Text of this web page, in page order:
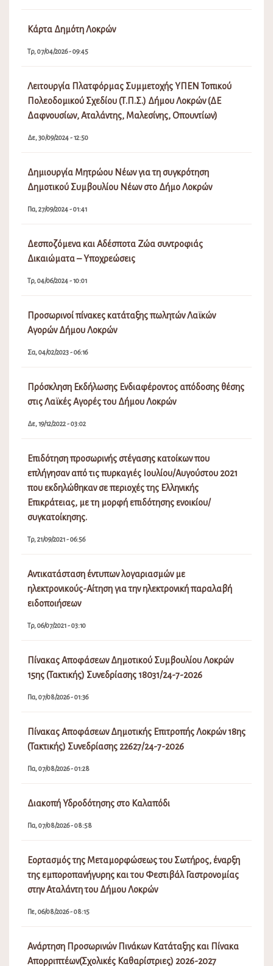
Κάρτα Δημότη Λοκρών
Τρ, 07/04/2026 - 09:45
Λειτουργία Πλατφόρμας Συμμετοχής ΥΠΕΝ Τοπικού
Πολεοδομικού Σχεδίου (Τ.Π.Σ.) Δήμου Λοκρών (ΔΕ
Δαφνουσίων, Αταλάντης, Μαλεσίνης, Οπουντίων)
Δε, 30/09/2024 - 12:50
Δημιουργία Μητρώου Νέων για τη συγκρότηση
Δημοτικού Συμβουλίου Νέων στο Δήμο Λοκρών
Πα, 27/09/2024 - 01:41
Δεσποζόμενα και Αδέσποτα Ζώα συντροφιάς
Δικαιώματα – Υποχρεώσεις
Τρ, 04/06/2024 - 10:01
Προσωρινοί πίνακες κατάταξης πωλητών Λαϊκών
Αγορών Δήμου Λοκρών
Σα, 04/02/2023 - 06:16
Πρόσκληση Εκδήλωσης Ενδιαφέροντος απόδοσης θέσης
στις Λαϊκές Αγορές του Δήμου Λοκρών
Δε, 19/12/2022 - 03:02
Επιδότηση προσωρινής στέγασης κατοίκων που
επλήγησαν από τις πυρκαγιές Ιουλίου/Αυγούστου 2021
που εκδηλώθηκαν σε περιοχές της Ελληνικής
Επικράτειας, με τη μορφή επιδότησης ενοικίου/
συγκατοίκησης.
Τρ, 21/09/2021 - 06:56
Αντικατάσταση έντυπων λογαριασμών με
ηλεκτρονικούς-Αίτηση για την ηλεκτρονική παραλαβή
ειδοποιήσεων
Τρ, 06/07/2021 - 03:10
Πίνακας Αποφάσεων Δημοτικού Συμβουλίου Λοκρών
15ης (Τακτικής) Συνεδρίασης 18031/24-7-2026
Πα, 07/08/2026 - 01:36
Πίνακας Αποφάσεων Δημοτικής Επιτροπής Λοκρών 18ης
(Τακτικής) Συνεδρίασης 22627/24-7-2026
Πα, 07/08/2026 - 01:28
Διακοπή Υδροδότησης στο Καλαπόδι
Πα, 07/08/2026 - 08:58
Εορτασμός της Μεταμορφώσεως του Σωτήρος, έναρξη
της εμποροπανήγυρης και του Φεστιβάλ Γαστρονομίας
στην Αταλάντη του Δήμου Λοκρών
Πε, 06/08/2026 - 08:15
Ανάρτηση Προσωρινών Πινάκων Κατάταξης και Πίνακα
Απορριπτέων(Σχολικές Καθαρίστριες) 2026-2027